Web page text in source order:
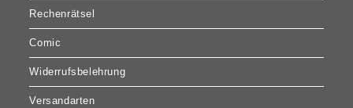
Rechenrätsel
Comic
Widerrufsbelehrung
Versandarten